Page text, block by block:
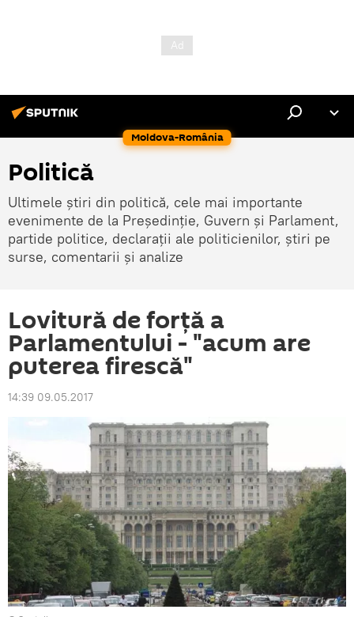
Moldova-România
Politică
Ultimele știri din politică, cele mai importante
evenimente de la Președinție, Guvern și Parlament,
partide politice, declarații ale politicienilor, știri pe
surse, comentarii și analize
Lovitură de forță a
Parlamentului - "acum are
puterea firescă"
14:39 09.05.2017